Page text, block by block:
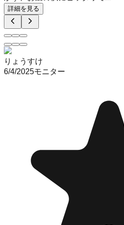
詳細を見る
りょうすけ
6/4/2025モニター